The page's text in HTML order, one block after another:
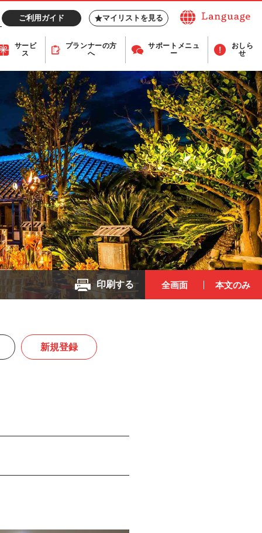
ご利用ガイド マイリストを見る
サービ
ス
プランナーの方
へ
サポート メニュ
ー
おしら
せ
印刷する 全画面 本文のみ
新規登録